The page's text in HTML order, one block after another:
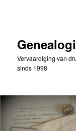
inhoud
Vervaardiging van
sinds 1998